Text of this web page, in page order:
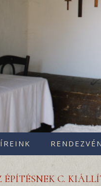
ÉPÍTÉSNEK C.